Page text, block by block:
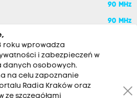
90 MHz
90 MHz
roku wprowadza
i zabezpieczeń w
danych osobowych.
na celu zapoznanie
Radia Kraków oraz
ze szczegółami